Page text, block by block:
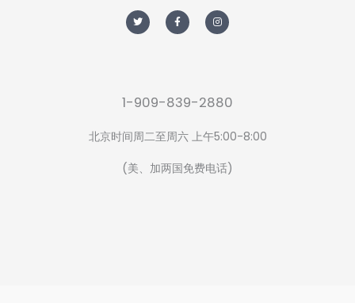
w
i
t
a
c
e
n
s
t
1-909-839-2880
北京时间周二至周六 上午5:00-8:00
(美、加两国免费电话)